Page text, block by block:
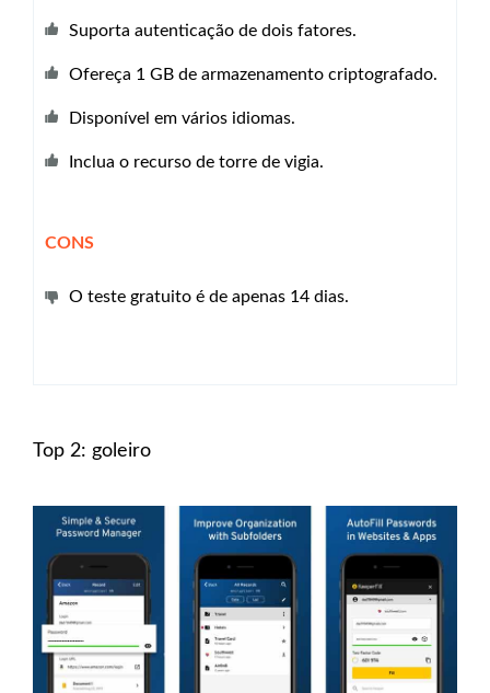
Suporta autenticação de dois fatores.
Ofereça 1 GB de armazenamento criptografado.
Disponível em vários idiomas.
Inclua o recurso de torre de vigia.
CONS
O teste gratuito é de apenas 14 dias.
Top 2: goleiro